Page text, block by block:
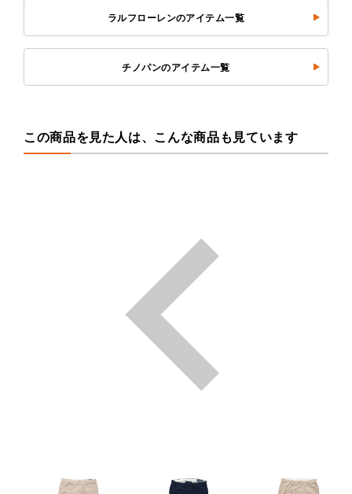
ラルフローレンのアイテム一覧
チノパンのアイテム一覧
この商品を見た人は、こんな商品も見ています